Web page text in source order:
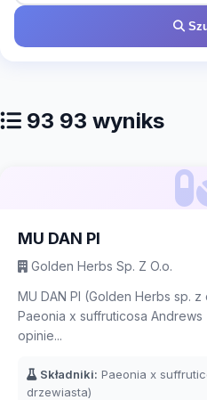
93 93 wyniks
MU DAN PI
Golden Herbs Sp. Z O.o.
MU DAN PI (Golden Herbs sp.
Paeonia x suffruticosa
opinie...
Składniki: Paeonia x
drzewiasta)